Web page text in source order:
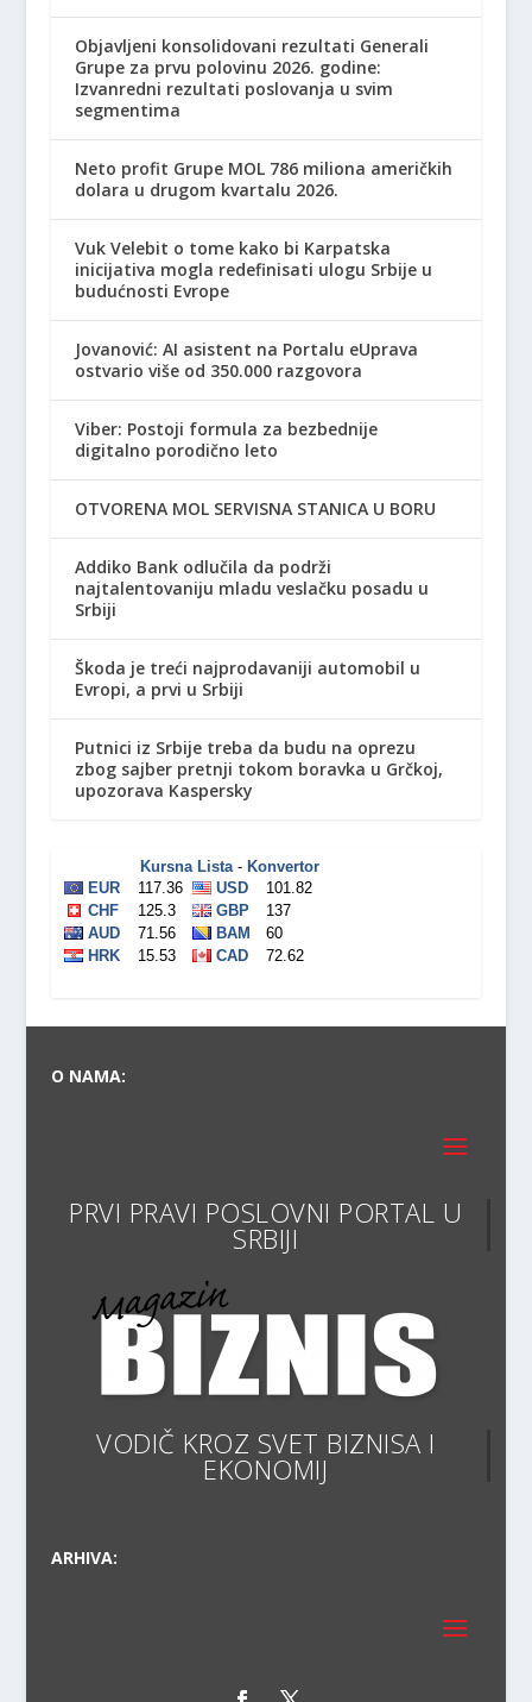
Objavljeni konsolidovani rezultati Generali
Grupe za prvu polovinu 2026. godine:
Izvanredni rezultati poslovanja u svim
segmentima
Neto profit Grupe MOL 786 miliona američkih
dolara u drugom kvartalu 2026.
Vuk Velebit o tome kako bi Karpatska
inicijativa mogla redefinisati ulogu Srbije u
budućnosti Evrope
Jovanović: AI asistent na Portalu eUprava
ostvario više od 350.000 razgovora
Viber: Postoji formula za bezbednije
digitalno porodično leto
OTVORENA MOL SERVISNA STANICA U BORU
Addiko Bank odlučila da podrži
najtalentovaniju mladu veslačku posadu u
Srbiji
Škoda je treći najprodavaniji automobil u
Evropi, a prvi u Srbiji
Putnici iz Srbije treba da budu na oprezu
zbog sajber pretnji tokom boravka u Grčkoj,
upozorava Kaspersky
O NAMA:
PRVI PRAVI POSLOVNI PORTA
VODIČ KROZ SVET BIZNISA I